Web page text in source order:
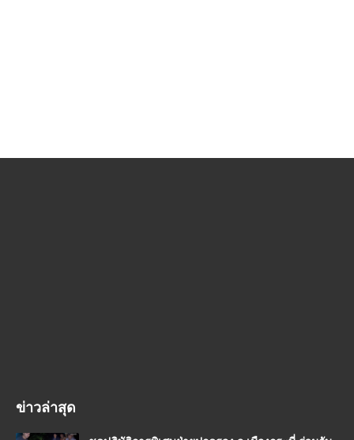
ข่าวล่าสุด